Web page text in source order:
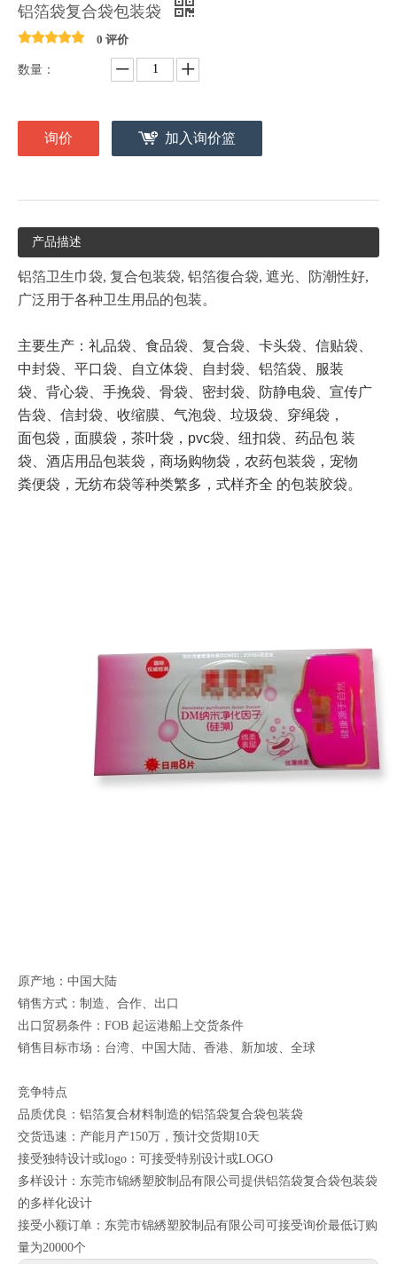
铝箔袋复合袋包装袋
0 评价
数量：
询价 加入询价篮
产品描述
铝箔卫生巾袋, 复合包装袋, 铝箔復合袋, 遮光、防潮性好,
广泛用于各种卫生用品的包装。
主要生产：礼品袋、食品袋、复合袋、卡头袋、信贴袋、
中封袋、平口袋、
自立体袋、自封袋、铝箔袋、服装
袋、背心袋、手挽袋、骨袋、密封袋、防静电袋、宣传广
告袋、 信封袋、收缩膜、气泡袋、垃圾袋、穿绳袋，
面包袋，面膜袋，茶叶袋，pvc袋、纽扣袋、药品包 装
袋、酒店用品包装袋，商场购物袋，农药包装袋，宠物
粪便袋，无纺布袋等种类繁多，式样齐全 的包装胶袋。
原产地：中国大陆
销售方式：制造、合作、出口
出口贸易条件：FOB 起运港船上交货条件
销售目标市场：台湾、中国大陆、香港、新加坡、全球
竞争特点
品质优良：铝箔复合材料制造的铝箔袋复合袋包装袋
交货迅速：产能月产150万，预计交货期10天
接受独特设计或logo：可接受特别设计或LOGO
多样设计：东莞市锦綉塑胶制品有限公司提供铝箔袋复合袋包装袋
的多样化设计
接受小额订单：东莞市锦綉塑胶制品有限公司可接受询价最低订购
量为20000个